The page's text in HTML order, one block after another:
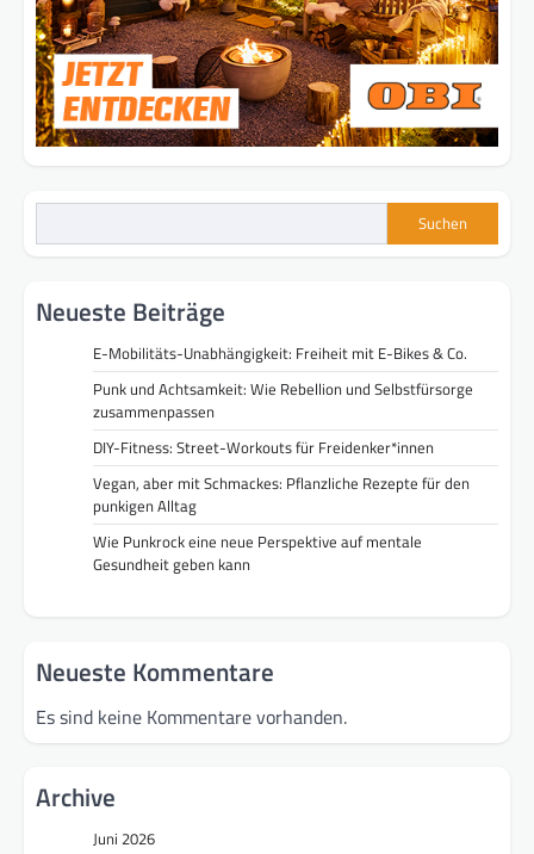
Suchen
Neueste Beiträge
E-Mobilitäts-Unabhängigkeit: Freiheit mit E-Bikes & Co.
Punk und Achtsamkeit: Wie Rebellion und Selbstfürsorge
zusammenpassen
DIY-Fitness: Street-Workouts für Freidenker*innen
Vegan, aber mit Schmackes: Pflanzliche Rezepte für den
punkigen Alltag
Wie Punkrock eine neue Perspektive auf mentale
Gesundheit geben kann
Neueste Kommentare
Es sind keine Kommentare vorhanden.
Archive
Juni 2026